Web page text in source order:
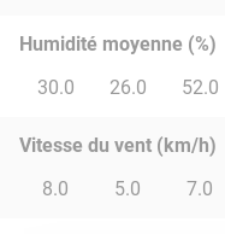
Humidité moyenne (%)
30.0
26.0 52.0
Vitesse du vent (km/h)
8.0
5.0 7.0